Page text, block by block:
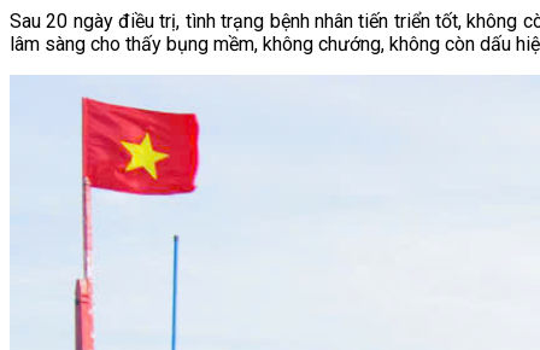
Sau 20 ngày điều trị, tình trạng bệnh nhân tiến triển tốt, không
lâm sàng cho thấy bụng mềm, không chướng, không còn dấu